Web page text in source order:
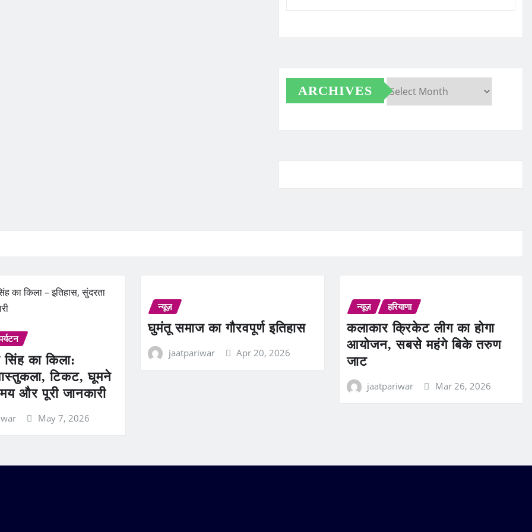
ARCHIVES
सिंह का किला:
टिकट, घूमने
और पूरी जानकारी
May 7, 2026
न्यूज़
घुमंतू समाज का गौरवपूर्ण इतिहास
jaatpariwar Apr 20, 2026
न्यूज़ हरियाणा
कलाकार क्रिकेट लीग का होगा
आयोजन, सबसे महंगे बिके तरुण
जाट
jaatpariwar Mar 26, 2026